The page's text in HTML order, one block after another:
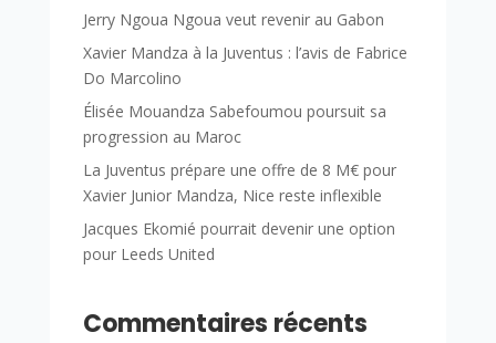
Jerry Ngoua Ngoua veut revenir au Gabon
Xavier Mandza à la Juventus : l’avis de Fabrice
Do Marcolino
Élisée Mouandza Sabefoumou poursuit sa
progression au Maroc
La Juventus prépare une offre de 8 M€ pour
Xavier Junior Mandza, Nice reste inflexible
Jacques Ekomié pourrait devenir une option
pour Leeds United
Commentaires récents